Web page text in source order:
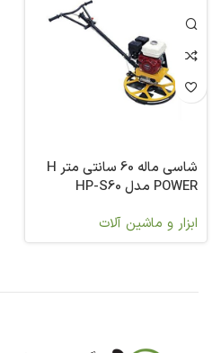
شاسی ماله 60 سانتی متر H
POWER مدل HP-S60
ابزار و ماشین آلات